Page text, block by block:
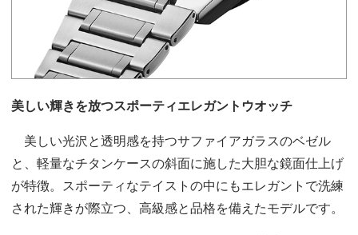
美しい輝きを放つスポーティエレガントウオッチ
美しい光沢と透明感を持つサファイアガラスのベゼル
と、軽量なチタンケースの斜面に施した大胆な鏡面仕上げ
が特徴。スポーティなテイストの中にもエレガントで洗練
された輝きが際立つ、高級感と品格を備えたモデルです。